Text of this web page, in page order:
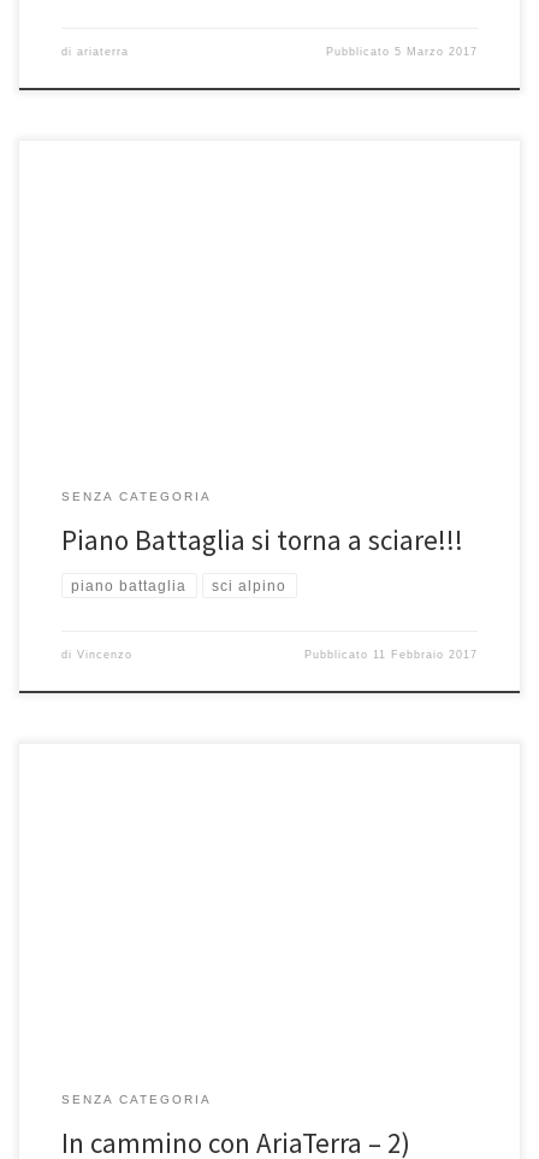
di ariaterra Pubblicato5 Marzo 2017
SENZA CATEGORIA
Piano Battaglia si torna a sciare!!!
piano battaglia sci alpino
di Vincenzo Pubblicato 11 Febbraio 2017
SENZA CATEGORIA
In cammino con AriaTerra – 2)